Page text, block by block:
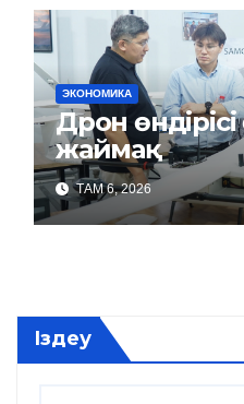
ЭКОНОМИКА
Дрон өндірісі өркен
жаймақ
ТАМ 6, 2026
Іздеу